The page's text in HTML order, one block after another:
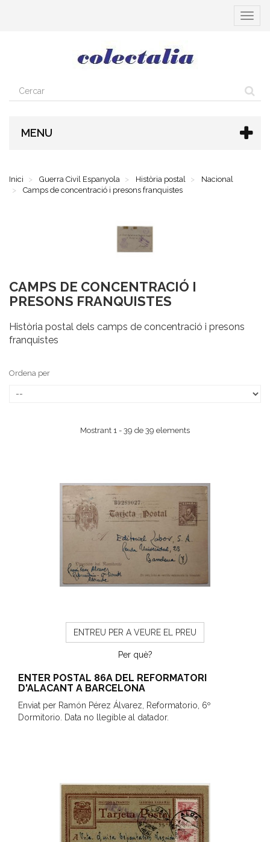
Toggle
MENU
Inici Guerra Civil Espanyola Història postal
Nacional
Camps de concentració i presons franquistes
CAMPS DE CONCENTRACIÓ I
PRESONS FRANQUISTES
Història postal dels camps de concentració i presons
franquistes
Ordena per
Mostrant 1 - 39 de 39 elements
ENTREU PER A VEURE EL PREU
Per què?
ENTER POSTAL 86A DEL REFORMATORI
D'ALACANT A BARCELONA
Enviat per Ramón Pérez Álvarez, Reformatorio, 6º
Dormitorio. Data no llegible al datador.